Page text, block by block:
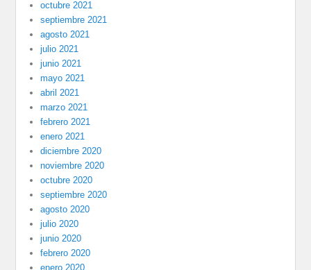
octubre 2021
septiembre 2021
agosto 2021
julio 2021
junio 2021
mayo 2021
abril 2021
marzo 2021
febrero 2021
enero 2021
diciembre 2020
noviembre 2020
octubre 2020
septiembre 2020
agosto 2020
julio 2020
junio 2020
febrero 2020
enero 2020